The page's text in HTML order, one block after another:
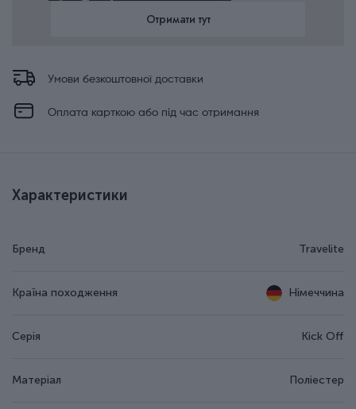
Отримати тут
Умови безкоштовної доставки
Оплата карткою або під час отримання
Характеристики
Бренд Travelite
Країна походження Німеччина
Серія Kick Off
Матеріал Поліестер